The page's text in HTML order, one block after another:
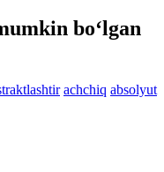
bo‘lgan
achchiq absolyut